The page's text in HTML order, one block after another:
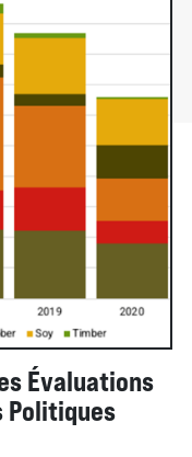
Évaluations
Politiques